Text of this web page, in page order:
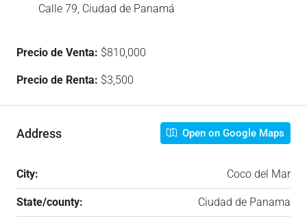
Calle 79, Ciudad de Panamá
Precio de Venta: $810,000
Precio de Renta: $3,500
Address Open on Google Maps
City: Coco del Mar
State/county: Ciudad de Panama